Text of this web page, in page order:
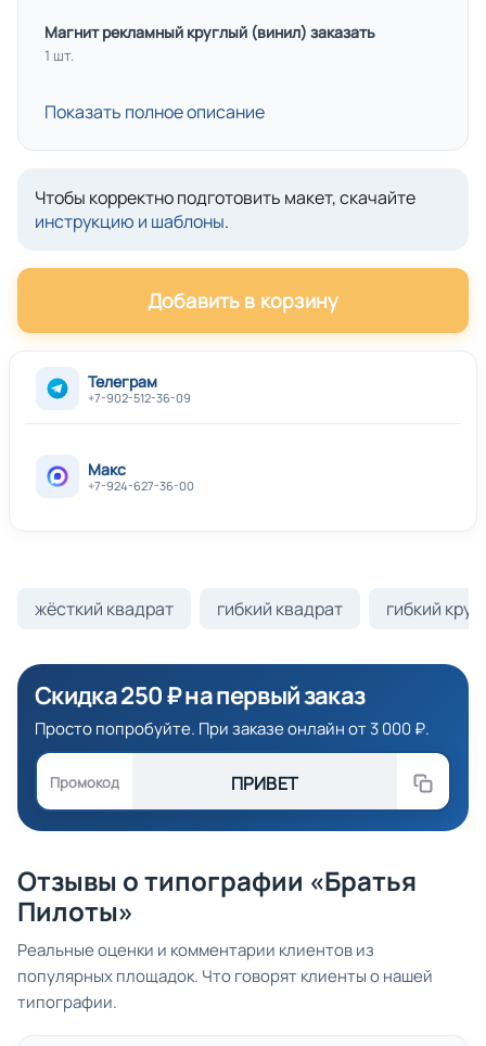
Магнит рекламный круглый (винил) заказать
1 шт.
Показать полное описание
Чтобы корректно подготовить макет, скачайте
инструкцию и шаблоны.
Добавить в корзину
Телеграм
+7-902-512-36-09
Макс
+7-924-627-36-00
жёсткий квадрат гибкий квадрат гибкий круг
Скидка 250 ₽ на первый заказ
Просто попробуйте. При заказе онлайн от 3 000 ₽.
Промокод ПРИВЕТ
Отзывы о типографии «Братья
Пилоты»
Реальные оценки и комментарии клиентов из
популярных площадок. Что говорят клиенты о нашей
типографии.